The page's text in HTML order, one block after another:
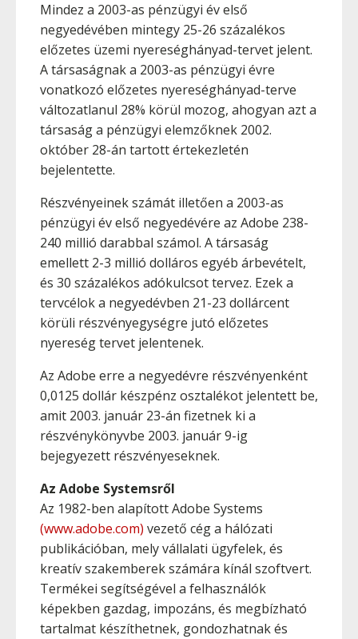
Mindez a 2003-as pénzügyi év első
negyedévében mintegy 25-26 százalékos
előzetes üzemi nyereséghányad-tervet jelent.
A társaságnak a 2003-as pénzügyi évre
vonatkozó előzetes nyereséghányad-terve
változatlanul 28% körül mozog, ahogyan azt a
társaság a pénzügyi elemzőknek 2002.
október 28-án tartott értekezletén
bejelentette.
Részvényeinek számát illetően a 2003-as
pénzügyi év első negyedévére az Adobe 238-
240 millió darabbal számol. A társaság
emellett 2-3 millió dolláros egyéb árbevételt,
és 30 százalékos adókulcsot tervez. Ezek a
tervcélok a negyedévben 21-23 dollárcent
körüli részvényegységre jutó előzetes
nyereség tervet jelentenek.
Az Adobe erre a negyedévre részvényenként
0,0125 dollár készpénz osztalékot jelentett be,
amit 2003. január 23-án fizetnek ki a
részvénykönyvbe 2003. január 9-ig
bejegyezett részvényeseknek.
Az Adobe Systemsről
Az 1982-ben alapított Adobe Systems
(www.adobe.com) vezető cég a hálózati
publikációban, mely vállalati ügyfelek, és
kreatív szakemberek számára kínál szoftvert.
Termékei segítségével a felhasználók
képekben gazdag, impozáns, és megbízható
tartalmat készíthetnek, gondozhatnak és